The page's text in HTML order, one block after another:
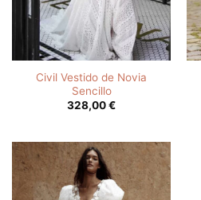
Civil Vestido de Novia
Sencillo
328,00€